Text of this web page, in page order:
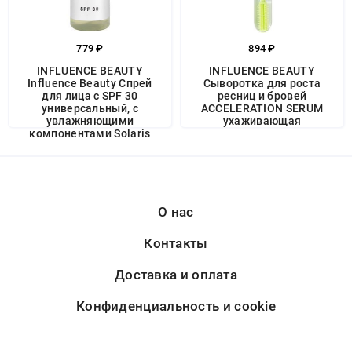
779 ₽
INFLUENCE BEAUTY
Influence Beauty Спрей
для лица с SPF 30
универсальный, с
увлажняющими
компонентами Solaris
894 ₽
INFLUENCE BEAUTY
Сыворотка для роста
ресниц и бровей
ACCELERATION SERUM
ухаживающая
О нас
Контакты
Доставка и оплата
Конфиденциальность и cookie